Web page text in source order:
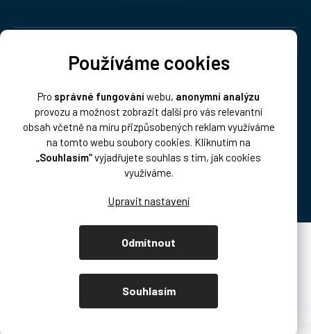
Používáme cookies
Pro správné fungováníwebu, anonymní analýzu
provozu a možnost zobrazit další pro vás relevantní
obsah včetně na míru přizpůsobených reklam využíváme
na tomto webu soubory cookies. Kliknutím na
„Souhlasím“vyjadřujete souhlas s tím, jak cookies
využíváme.
Odmítnout
Souhlasím
Platba:
Vytvořil Shoptet Premium
Copyright 2026 . Všechna práva vyhrazena.
Upravit nastavení cookies